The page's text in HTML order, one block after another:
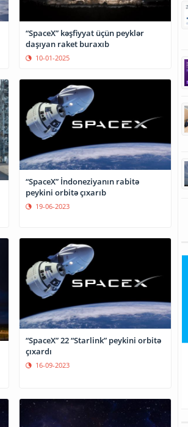
“SpaceX” kəşfiyyat üçün peyklər
daşıyan raket buraxıb
10-01-2025
“SpaceX” İndoneziyanın rabitə
peykini orbitə çıxarıb
19-06-2023
“SpaceX” 22 “Starlink” peykini orbitə
çıxardı
16-09-2023